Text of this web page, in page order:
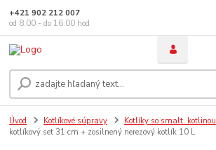
+421 902 212 007
od 8:00 - do 16:00 hod
Úvod Kotlíkové súpravy Kotlíky so smalt. kotlinou
kotlíkový set 31 cm + zosilnený nerezový kotlík 10 L